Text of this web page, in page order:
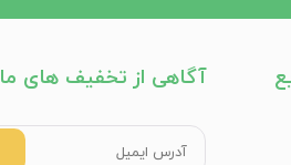
آگاهی از تخفیف های ما